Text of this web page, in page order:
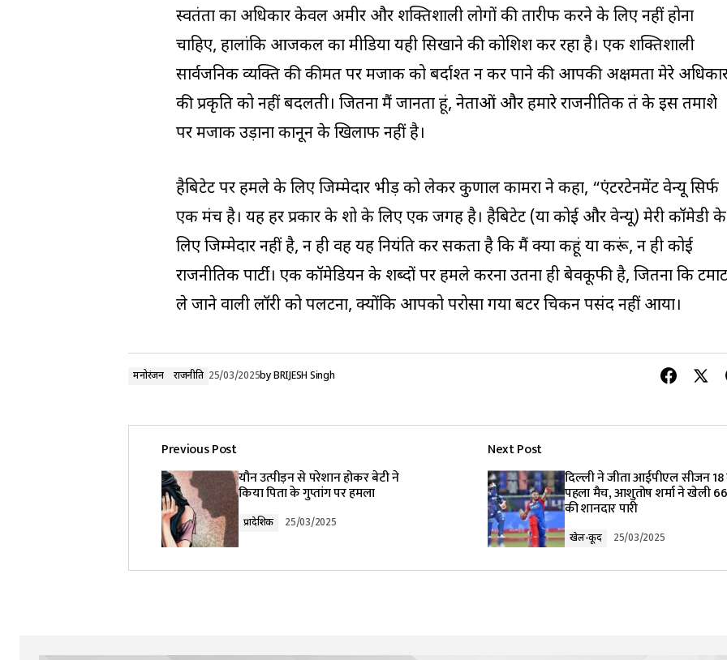
स्वतंत्रता का अधिकार केवल अमीर और शक्तिशाली लोगों की तारीफ करने के लिए नहीं होना
चाहिए, हालांकि आजकल का मीडिया यही सिखाने की कोशिश कर रहा है। एक शक्तिशाली
सार्वजनिक व्यक्ति की कीमत पर मजाक को बर्दाश्त न कर पाने की आपकी अक्षमता मेरे
की प्रकृति को नहीं बदलती। जितना मैं जानता हूं, नेताओं और हमारे राजनीतिक तंत्र के इस तमाशे
पर मजाक उड़ाना कानून के खिलाफ नहीं है।
हैबिटेट पर हमले के लिए जिम्मेदार भीड़ को लेकर कुणाल कामरा ने कहा, “एंटरटेनमेंट वेन्यू सिर्फ
एक मंच है। यह हर प्रकार के शो के लिए एक जगह है। हैबिटेट (या कोई और वेन्यू) मेरी कॉमेडी के
लिए जिम्मेदार नहीं है, न ही वह यह नियंत्रित कर सकता है कि मैं क्या कहूं या करूं, न ही कोई
राजनीतिक पार्टी। एक कॉमेडियन के शब्दों पर हमले करना उतना ही बेवकूफी है, जितना कि
ले जाने वाली लॉरी को पलटना, क्योंकि आपको परोसा गया बटर चिकन पसंद नहीं आया।
मनोरंजन राजनीति 25/03/2025byBRIJESH Singh
Previous Post
यौन उत्पीड़न से परेशान होकर बेटी ने
किया पिता के गुप्तांग पर हमला
प्रादेशिक 25/03/2025
Next Post
दिल्ली ने जीता आईपीएल सीजन
पहला मैच, आशुतोष शर्मा ने खेली
की शानदार पारी
खेल-कूद 25/03/2025